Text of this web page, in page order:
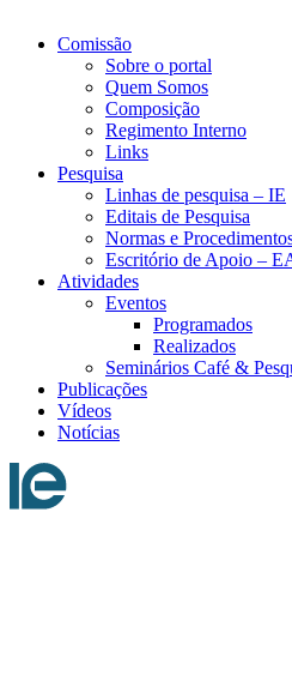
Comissão
Sobre o portal
Quem Somos
Composição
Regimento Interno
Links
Pesquisa
Linhas de pesquisa – IE
Editais de Pesquisa
Normas e
Escritório de Apoio –
Atividades
Eventos
Programados
Realizados
Seminários Café &
Publicações
Vídeos
Notícias